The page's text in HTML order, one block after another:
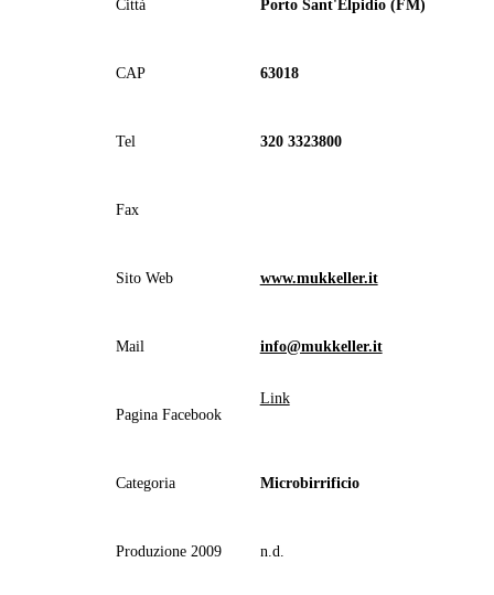
Città Porto Sant'Elpidio (FM)
CAP 63018
Tel 320 3323800
Fax
Sito Web www.mukkeller.it
Mail info@mukkeller.it
Pagina Facebook
Link
Categoria Microbirrificio
Produzione 2009 n.d.